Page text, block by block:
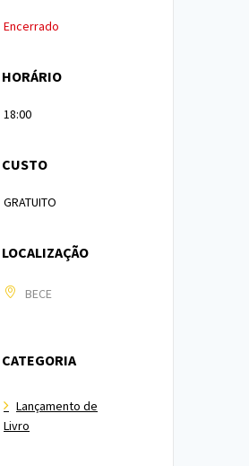
Encerrado
HORÁRIO
18:00
CUSTO
GRATUITO
LOCALIZAÇÃO
BECE
CATEGORIA
Lançamento de
Livro